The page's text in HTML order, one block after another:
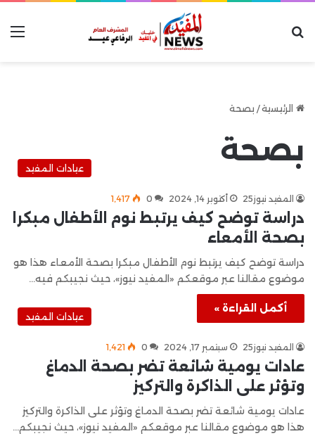
الرئيسية/ بصحة
بصحة
عيادات المفيد
المفيد نيوز25 أكتوبر 14, 2024 0 1٬417
دراسة توضح كيف يرتبط نوم الأطفال مبكرا
بصحة الأمعاء
دراسة توضح كيف يرتبط نوم الأطفال مبكرا بصحة الأمعاء هذا هو
موضوع مقالنا عبر موقعكم «المفيد نيوز»، حيث نجيبكم فيه…
أكمل القراءة »
عيادات المفيد
المفيد نيوز25 سبتمبر 17, 2024 0 1٬421
عادات يومية شائعة تضر بصحة الدماغ
وتؤثر على الذاكرة والتركيز
عادات يومية شائعة تضر بصحة الدماغ وتؤثر على الذاكرة والتركيز
هذا هو موضوع مقالنا عبر موقعكم «المفيد نيوز»، حيث نجيبكم…